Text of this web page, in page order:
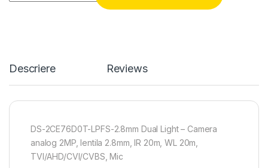
Descriere Reviews
DS-2CE76D0T-LPFS-2.8mm Dual Light – Camera
analog 2MP, lentila 2.8mm, IR 20m, WL 20m,
TVI/AHD/CVI/CVBS, Mic